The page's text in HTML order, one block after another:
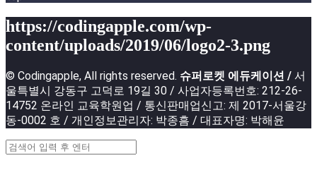
https://codingapple.com/wp-
content/uploads/2019/06/logo2-3.png
© Codingapple, All rights reserved. 슈퍼로켓 에듀케이션 / 서
울특별시 강동구 고덕로 19길 30 / 사업자등록번호: 212-26-
14752 온라인 교육학원업 / 통신판매업신고: 제 2017-서울강
동-0002 호 / 개인정보관리자: 박종흠 / 대표자명: 박해윤